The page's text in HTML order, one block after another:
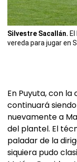
Silvestre Sacallán.
vereda para jugar en
En Puyuta, con
continuará
nuevamente a
del plantel. El
paladar de la
siquiera pudo